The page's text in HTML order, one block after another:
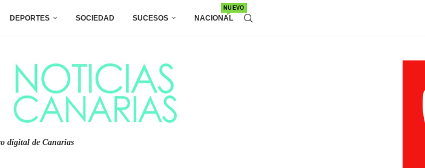
DEPORTES SOCIEDAD SUCESOS NACIONAL
NUEVO
digital de Canarias